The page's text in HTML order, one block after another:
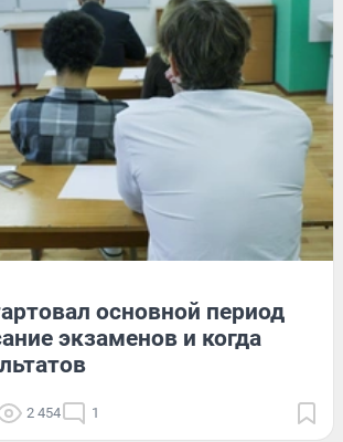
основной период
экзаменов и когда
2 454 1